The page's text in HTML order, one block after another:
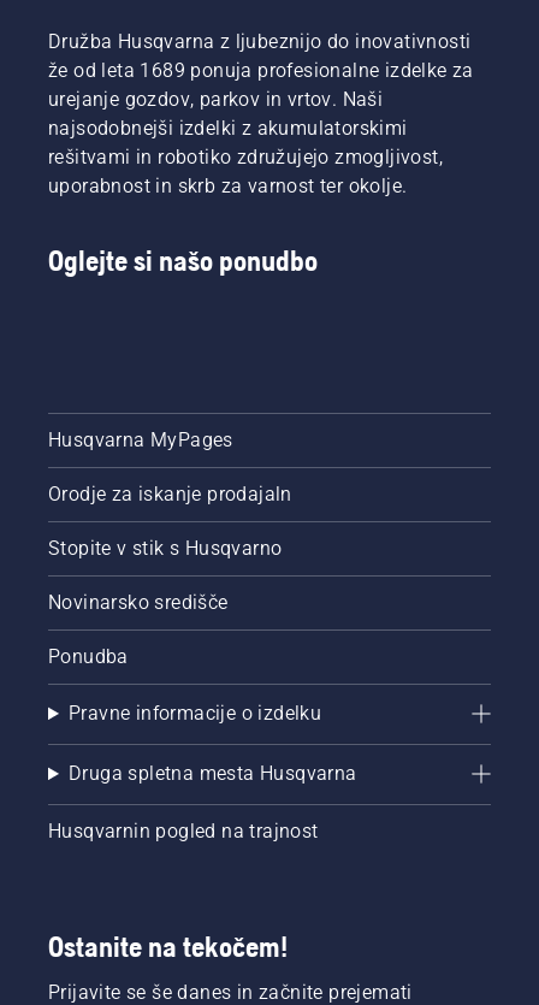
Družba Husqvarna z ljubeznijo do inovativnosti
že od leta 1689 ponuja profesionalne izdelke za
urejanje gozdov, parkov in vrtov. Naši
najsodobnejši izdelki z akumulatorskimi
rešitvami in robotiko združujejo zmogljivost,
uporabnost in skrb za varnost ter okolje.
Oglejte si našo ponudbo
Husqvarna MyPages
Orodje za iskanje prodajaln
Stopite v stik s Husqvarno
Novinarsko središče
Ponudba
Pravne informacije o izdelku
Druga spletna mesta Husqvarna
Husqvarnin pogled na trajnost
Ostanite na tekočem!
Prijavite se še danes in začnite prejemati